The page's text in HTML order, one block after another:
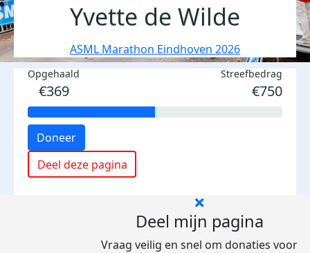
Yvette de Wilde
ASML Marathon Eindhoven 2026
Opgehaald
€369
Streefbedrag
€750
Doneer
Deel deze pagina
Deel mijn pagina
Vraag veilig en snel om donaties voor